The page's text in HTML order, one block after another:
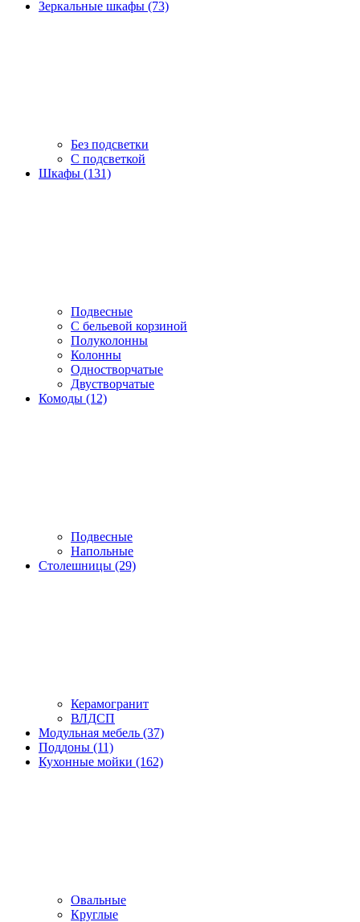
Зеркальные шкафы (73)
Без подсветки
С подсветкой
Шкафы (131)
Подвесные
С бельевой корзиной
Полуколонны
Колонны
Одностворчатые
Двустворчатые
Комоды (12)
Подвесные
Напольные
Столешницы (29)
Керамогранит
ВЛДСП
Модульная мебель (37)
Поддоны (11)
Кухонные мойки (162)
Овальные
Круглые